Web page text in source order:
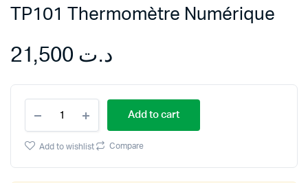
TP101 Thermomètre Numérique
د.ت
Thermomètre
Numérique
quantity
Add to cart
Add to wishlist Compare